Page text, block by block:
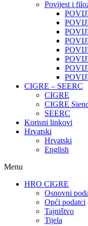
Povijest i
CIGRE – SEERC
CIGRE
CIGRE
SEERC
Korisni linkovi
Hrvatski
Hrvatski
English
Menu
HRO CIGRE
Osnovni
Opći podatci
Tajništvo
Tijela